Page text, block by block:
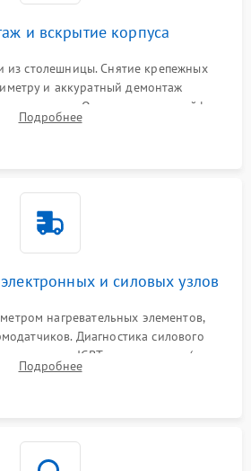
и вскрытие корпуса
из столешницы. Снятие крепежных
и аккуратный демонтаж
поверхности. Отсоединение шлейфов
доступа к силовым платам, катушкам
Подробнее
и силовых узлов
нагревательных элементов,
Диагностика силового
мостов и IGBT-транзисторов (для
кранов и газ-контроля (для газовых
Подробнее